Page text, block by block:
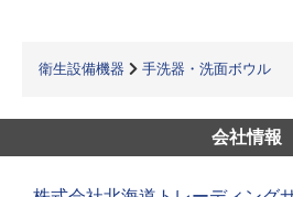
衛生設備機器 手洗器・洗面ボウル
会社情報